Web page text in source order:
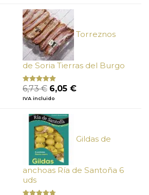
era:
3,42 €.
Torreznos
de Soria Tierras del Burgo
Valorado
con
de
5
6,73€ El
precio
era:
6,73 €.
6,05 €El
IVA incluido
Gildas de
anchoas Ría de Santoña 6
uds